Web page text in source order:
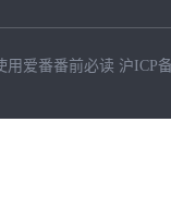
用爱番番前必读 沪ICP